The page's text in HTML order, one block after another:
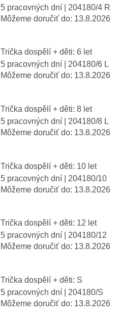
5 pracovných dní
| 204180/4 R
Môžeme doručiť do: 13.8.2026
Trička dospělí + děti: 6 let
5 pracovných dní
| 204180/6 L
Môžeme doručiť do: 13.8.2026
Trička dospělí + děti: 8 let
5 pracovných dní
| 204180/8 L
Môžeme doručiť do: 13.8.2026
Trička dospělí + děti: 10 let
5 pracovných dní
| 204180/10
Môžeme doručiť do: 13.8.2026
Trička dospělí + děti: 12 let
5 pracovných dní
| 204180/12
Môžeme doručiť do: 13.8.2026
Trička dospělí + děti: S
5 pracovných dní
| 204180/S
Môžeme doručiť do: 13.8.2026